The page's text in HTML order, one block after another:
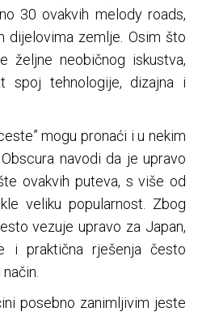
30 ovakvih melody roads,
dijelovima zemlje. Osim što
željne neobičnog iskustva,
spoj tehnologije, dizajna i
mogu pronaći i u nekim
navodi da je upravo
ovakvih puteva, s više od
veliku popularnost. Zbog
vezuje upravo za Japan,
i praktična rješenja često
posebno zanimljivim jeste